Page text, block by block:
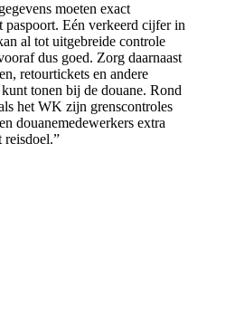
moeten exact
paspoort. Eén verkeerd cijfer in
al tot uitgebreide controle
dus goed. Zorg daarnaast
retourtickets en andere
tonen bij de douane. Rond
het WK zijn grenscontroles
douanemedewerkers extra
reisdoel.”